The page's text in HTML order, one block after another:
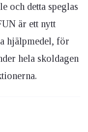
och detta speglas
är ett nytt
hjälpmedel, för
hela skoldagen